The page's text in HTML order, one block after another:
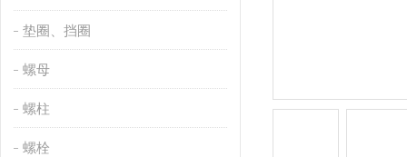
垫圈、挡圈
螺母
螺柱
螺栓